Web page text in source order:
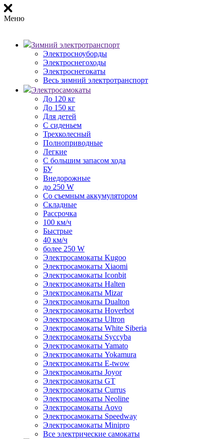
Меню
Зимний электротранспорт
Электросноуборды
Электроснегоходы
Электроснегокаты
Весь зимний электротранспорт
Электросамокаты
До 120 кг
До 150 кг
Для детей
С сиденьем
Трехколесный
Полноприводные
Легкие
С большим запасом хода
БУ
Внедорожные
до 250 W
Со съемным аккумулятором
Складные
Рассрочка
100 км/ч
Быстрые
40 км/ч
более 250 W
Электросамокаты Kugoo
Электросамокаты Xiaomi
Электросамокаты Iconbit
Электросамокаты Halten
Электросамокаты Mizar
Электросамокаты Dualton
Электросамокаты Hoverbot
Электросамокаты Ultron
Электросамокаты White Siberia
Электросамокаты Syccyba
Электросамокаты Yamato
Электросамокаты Yokamura
Электросамокаты E-twow
Электросамокаты Joyor
Электросамокаты GT
Электросамокаты Currus
Электросамокаты Neoline
Электросамокаты Aovo
Электросамокаты Speedway
Электросамокаты Minipro
Все электрические самокаты